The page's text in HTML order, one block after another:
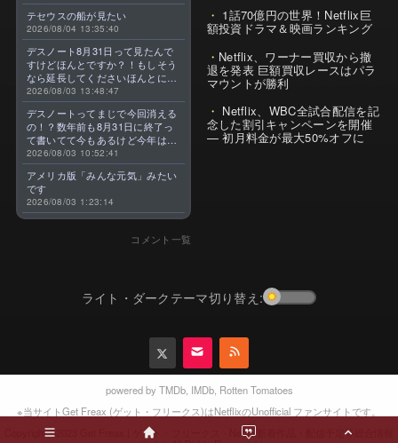
テセウスの船が見たい
2026/08/04 13:35:40
デスノート8月31日って見たんで
すけどほんとですか？！もしそう
なら延長してくださいほんとに大
好きなんです😭
2026/08/03 13:48:47
デスノートってまじで今回消える
の！？数年前も8月31日に終了っ
て書いてて今もあるけど今年はま
じのやつ！？よくわからん！！で
きればなくならないでほしい！平
成アニメを振り返らせてくれっ
っ！！！！！！！
2026/08/03 10:52:41
アメリカ版「みんな元気」みたい
です
2026/08/03 1:23:14
コメント一覧
1話70億円の世界！Netflix巨
額投資ドラマ＆映画ランキング
Netflix、ワーナー買収から撤
退を発表 巨額買収レースはパラ
マウントが勝利
Netflix、WBC全試合配信を記
念した割引キャンペーンを開催
— 初月料金が最大50%オフに
ライト・ダークテーマ切り替え:
powered by TMDb, IMDb, Rotten Tomatoes
※当サイトGet Freax (ゲット・フリークス)はNetflixのUnofficial ファンサイトです。
2023 Get Freax | ゲット・フリークス - Netflix新着作品・配信予定等総合情報